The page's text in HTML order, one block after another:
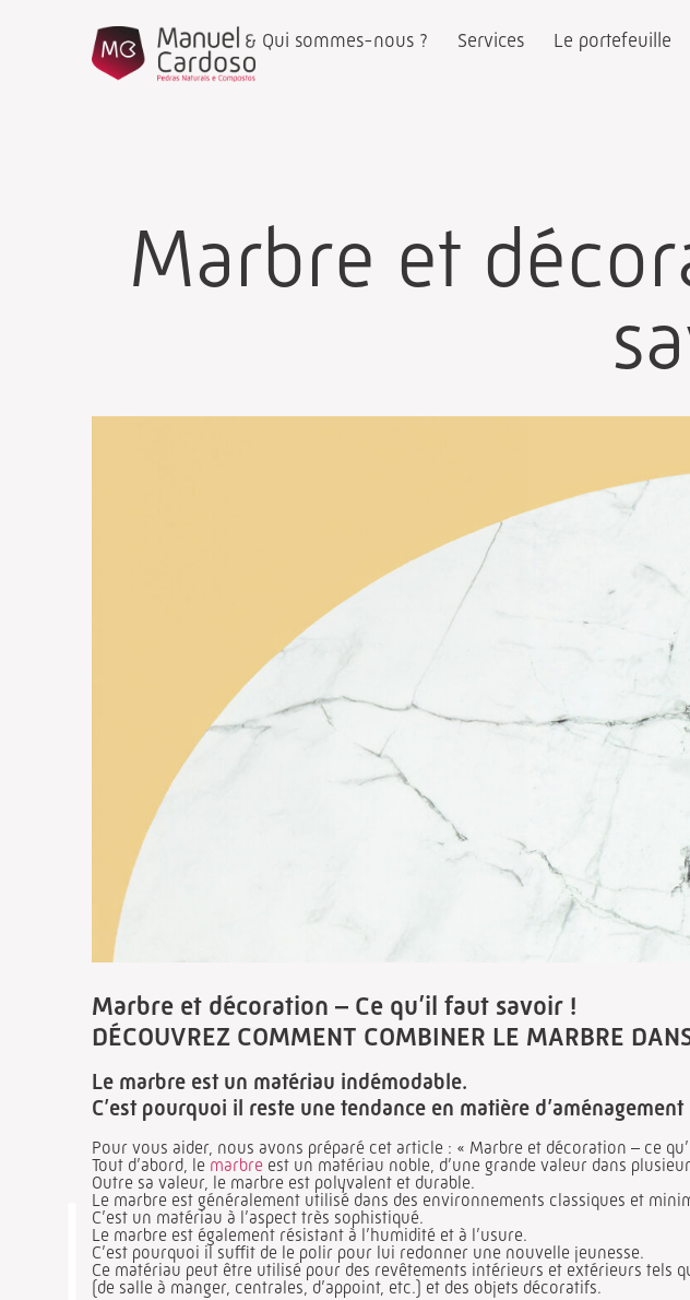
Qui sommes-nous ? Services Le portefeuille
Marbre et
Marbre et décoration – Ce qu’il faut savoir !
DÉCOUVREZ COMMENT COMBINER LE MARBRE
Le marbre est un matériau indémodable.
C’est pourquoi il reste une tendance en matière
Pour vous aider, nous avons préparé cet article : « Marbre et décoration – ce
Tout d’abord, le marbre est un matériau noble, d’une grande valeur dans
Outre sa valeur, le marbre est polyvalent et durable.
Le marbre est généralement utilisé dans des environnements classiques et
C’est un matériau à l’aspect très sophistiqué.
Le marbre est également résistant à l’humidité et à l’usure.
C’est pourquoi il suffit de le polir pour lui redonner une nouvelle jeunesse.
Ce matériau peut être utilisé pour des revêtements intérieurs et extérieurs tels
(de salle à manger, centrales, d’appoint, etc.) et des objets décoratifs.